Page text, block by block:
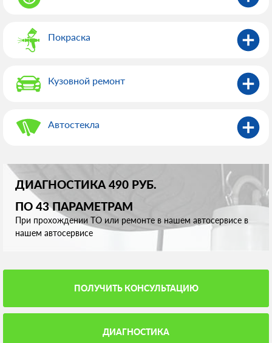
Покраска
Кузовной ремонт
Автостекла
ДИАГНОСТИКА 490 РУБ.
ПО 43 ПАРАМЕТРАМ
При прохождении ТО или ремонте в нашем автосервисе в
нашем автосервисе
ПОЛУЧИТЬ КОНСУЛЬТАЦИЮ
ДИАГНОСТИКА